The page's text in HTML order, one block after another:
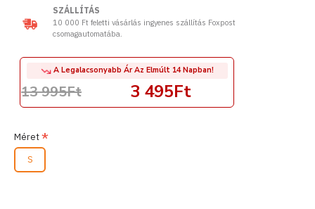
3 495Ft
A Legalacsonyabb Ár Az Elmúlt 14 Napban!
13 995Ft
Méret
S
SZÁLLÍTÁS
10 000 Ft feletti vásárlás ingyenes szállítás Foxpost
csomagautomatába.